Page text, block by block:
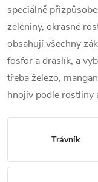
speciálně
zeleniny, okrasné
obsahují všechny
fosfor a draslík, a
třeba železo,
hnojiv podle rostliny
Trávník